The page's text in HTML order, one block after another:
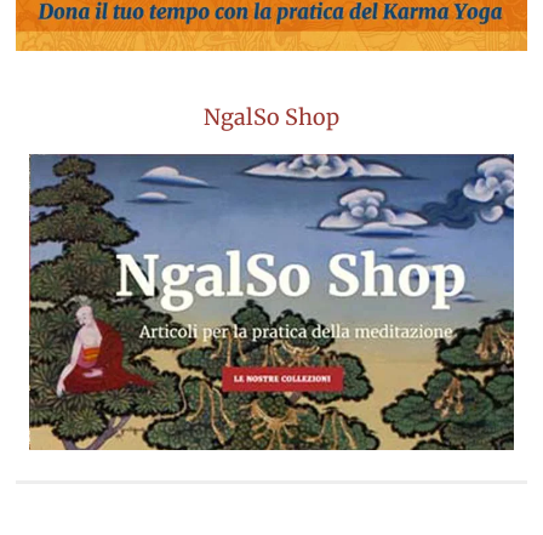
NgalSo Shop